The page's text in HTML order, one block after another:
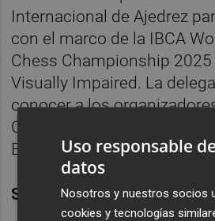
Internacional de Ajedrez
con el marco de la IBCA
Chess Championship
Visually Impaired. La
conocer a los
Chess Open y el propio
Benidorm ante futuros
Sobre el Benidorm Chess
Uso responsable
datos
Nosotros y nuestros socios
cookies y tecnologías